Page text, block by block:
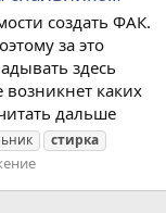
создать ФАК.
за это
здесь
возникнет каких
дальше
стирка